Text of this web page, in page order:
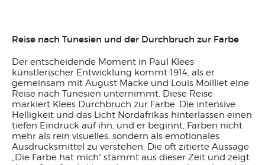
Reise nach Tunesien und der Durchbruch zur Farbe
Der entscheidende Moment in Paul Klees
künstlerischer Entwicklung kommt 1914, als er
gemeinsam mit August Macke und Louis Moilliet eine
Reise nach Tunesien unternimmt. Diese Reise
markiert Klees Durchbruch zur Farbe. Die intensive
Helligkeit und das Licht Nordafrikas hinterlassen einen
tiefen Eindruck auf ihn, und er beginnt, Farben nicht
mehr als rein visuelles, sondern als emotionales
Ausdrucksmittel zu verstehen. Die oft zitierte Aussage
„Die Farbe hat mich“ stammt aus dieser Zeit und zeigt